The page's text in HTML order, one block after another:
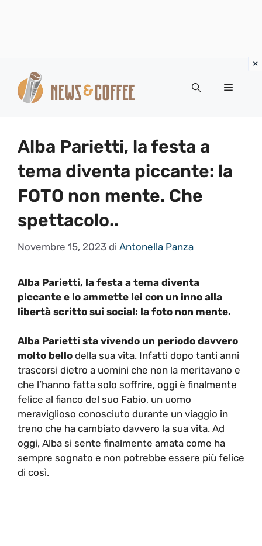
contenuto
Menu
Alba Parietti, la festa a
tema diventa piccante: la
FOTO non mente. Che
spettacolo..
Novembre 15, 2023 di Antonella Panza
Alba Parietti, la festa a tema diventa
piccante e lo ammette lei con un inno alla
libertà scritto sui social: la foto non mente.
Alba Parietti sta vivendo un periodo davvero
molto bello della sua vita. Infatti dopo tanti anni
trascorsi dietro a uomini che non la meritavano e
che l’hanno fatta solo soffrire, oggi è finalmente
felice al fianco del suo Fabio, un uomo
meraviglioso conosciuto durante un viaggio in
treno che ha cambiato davvero la sua vita. Ad
oggi, Alba si sente finalmente amata come ha
sempre sognato e non potrebbe essere più felice
di così.